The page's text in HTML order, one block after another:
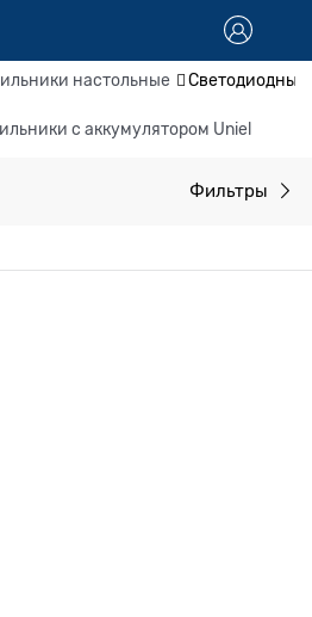
настольные Светодиодные
с аккумулятором Uniel
Фильтры